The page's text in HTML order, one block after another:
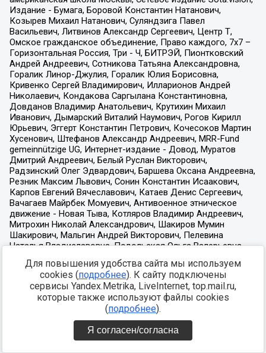
Для повышения удобства сайта мы используем
cookies (подробнее). К сайту подключены
сервисы Yandex.Metrika, LiveInternet, top.mail.ru,
которые также используют файлы cookies
(подробнее).
Я согласен/согласна